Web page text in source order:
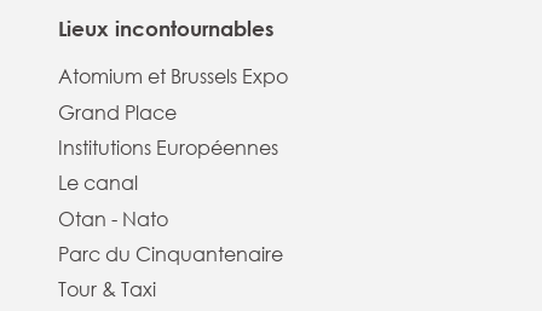
Lieux incontournables
Atomium et Brussels Expo
Grand Place
Institutions Européennes
Le canal
Otan - Nato
Parc du Cinquantenaire
Tour & Taxi